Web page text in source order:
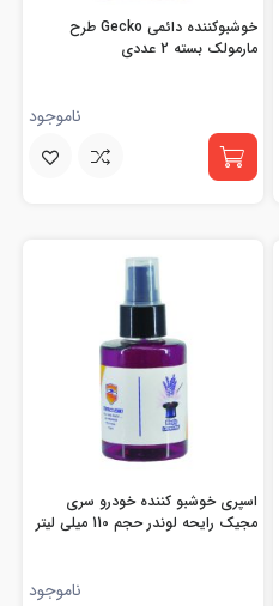
خوشبوکننده دائمی Gecko طرح
مارمولک بسته 2 عددی
ناموجود
اسپری خوشبو کننده خودرو سری
مجیک رایحه لوندر حجم 110 میلی لیتر
ناموجود